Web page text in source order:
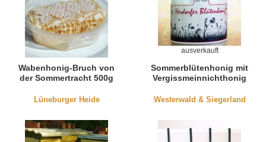
Wabenhonig-Bruch von
der Sommertracht 500g
Lüneburger Heide
Sommerblütenhonig mit
Vergissmeinnichthonig
Westerwald & Siegerland
ausverkauft